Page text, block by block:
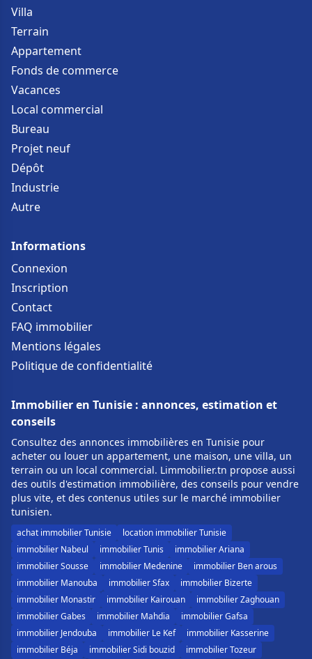
Villa
Terrain
Appartement
Fonds de commerce
Vacances
Local commercial
Bureau
Projet neuf
Dépôt
Industrie
Autre
Informations
Connexion
Inscription
Contact
FAQ immobilier
Mentions légales
Politique de confidentialité
Immobilier en Tunisie : annonces, estimation et
conseils
Consultez des annonces immobilières en Tunisie pour
acheter ou louer un appartement, une maison, une villa, un
terrain ou un local commercial. Limmobilier.tn propose aussi
des outils d'estimation immobilière, des conseils pour vendre
plus vite, et des contenus utiles sur le marché immobilier
tunisien.
achat immobilier Tunisie
location immobilier Tunisie
immobilier Nabeul
immobilier Tunis
immobilier Ariana
immobilier Sousse
immobilier Medenine
immobilier Ben arous
immobilier Manouba
immobilier Sfax
immobilier Bizerte
immobilier Monastir
immobilier Kairouan
immobilier Zaghouan
immobilier Gabes
immobilier Mahdia
immobilier Gafsa
immobilier Jendouba
immobilier Le Kef
immobilier Kasserine
immobilier Béja
immobilier Sidi bouzid immobilier Tozeur